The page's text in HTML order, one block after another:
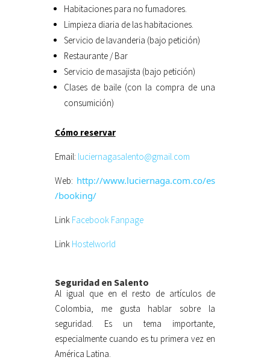
Habitaciones para no fumadores.
Limpieza diaria de las habitaciones.
Servicio de lavanderia (bajo petición)
Restaurante / Bar
Servicio de masajista (bajo petición)
Clases de baile (con la compra de una
consumición)
Cómo reservar
Email: luciernagasalento@gmail.com
Web: http://www.luciernaga.com.co/es
/booking/
Link Facebook Fanpage
Link Hostelworld
Seguridad en Salento
Al igual que en el resto de artículos de
Colombia, me gusta hablar sobre la
seguridad. Es un tema importante,
especialmente cuando es tu primera vez en
América Latina.